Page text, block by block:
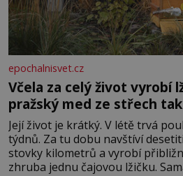
epochalnisvet.cz
Včela za celý život vyrobí
pražský med ze střech
Její život je krátký. V létě trvá
týdnů. Za tu dobu navštíví
stovky kilometrů a vyrobí
zhruba jednu čajovou lžičku.